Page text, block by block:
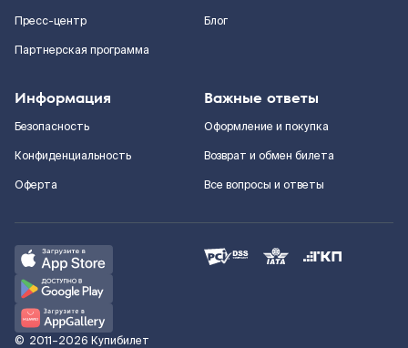
Пресс-центр
Партнерская программа
Блог
Информация
Безопасность
Конфиденциальность
Оферта
Важные ответы
Оформление и покупка
Возврат и обмен билета
Все вопросы и ответы
© 2011–2026 Купибилет